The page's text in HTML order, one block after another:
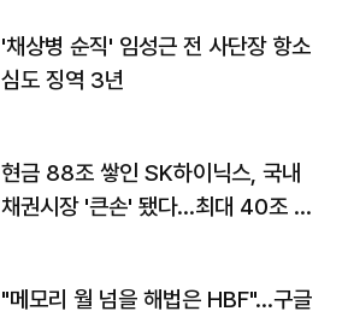
'채상병 순직' 임성근 전 사단장 항소
심도 징역 3년
현금 88조 쌓인 SK하이닉스, 국내
채권시장 '큰손' 됐다…최대 40조 투
"메모리 월 넘을 해법은 HBF"…구글